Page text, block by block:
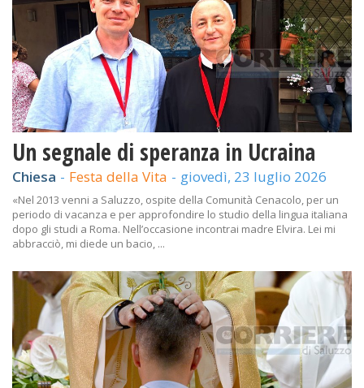
Un segnale di speranza in Ucraina
Chiesa - Festa della Vita - giovedì, 23 luglio 2026
«Nel 2013 venni a Saluzzo, ospite della Comunità Cenacolo, per un
periodo di vacanza e per approfondire lo studio della lingua italiana
dopo gli studi a Roma. Nell’occasione incontrai madre Elvira. Lei mi
abbracciò, mi diede un bacio, ...